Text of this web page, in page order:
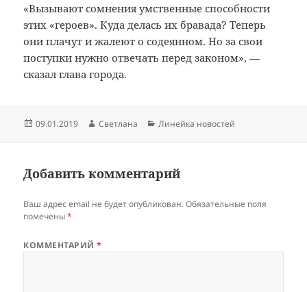
«Вызывают сомнения умственные способности
этих «героев». Куда делась их бравада? Теперь
они плачут и жалеют о содеянном. Но за свои
поступки нужно отвечать перед законом», —
сказал глава города.
Опубликовано
09.01.2019 Автор
Светлана Рубрики
Линейка новостей
Добавить комментарий
Ваш адрес email не будет опубликован. Обязательные поля
помечены*
КОММЕНТАРИЙ*